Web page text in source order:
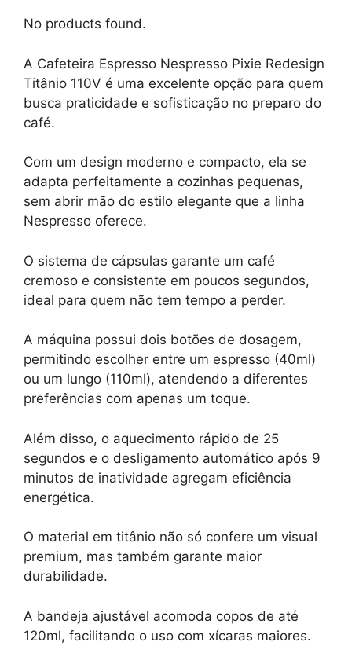
No products found.
A Cafeteira Espresso Nespresso Pixie Redesign
Titânio 110V é uma excelente opção para quem
busca praticidade e sofisticação no preparo do
café.
Com um design moderno e compacto, ela se
adapta perfeitamente a cozinhas pequenas,
sem abrir mão do estilo elegante que a linha
Nespresso oferece.
O sistema de cápsulas garante um café
cremoso e consistente em poucos segundos,
ideal para quem não tem tempo a perder.
A máquina possui dois botões de dosagem,
permitindo escolher entre um espresso (40ml)
ou um lungo (110ml), atendendo a diferentes
preferências com apenas um toque.
Além disso, o aquecimento rápido de 25
segundos e o desligamento automático após 9
minutos de inatividade agregam eficiência
energética.
O material em titânio não só confere um visual
premium, mas também garante maior
durabilidade.
A bandeja ajustável acomoda copos de até
120ml, facilitando o uso com xícaras maiores.